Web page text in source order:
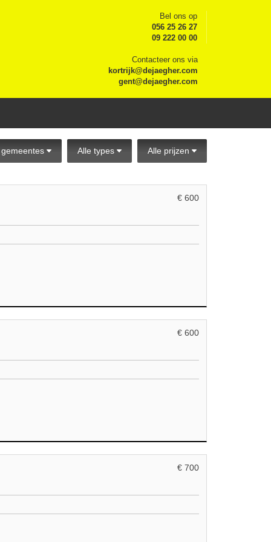
Bel ons op
056 25 26 27
09 222 00 00
Contacteer ons via
kortrijk@dejaegher.com
gent@dejaegher.com
Alle types Alle prijzen
€ 600
€ 600
€ 700